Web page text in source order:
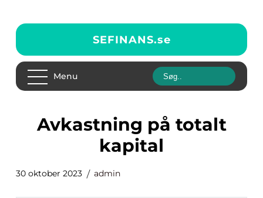
SEFINANS.se
Menu
avkastning på totalt
kapital
30 oktober 2023 admin